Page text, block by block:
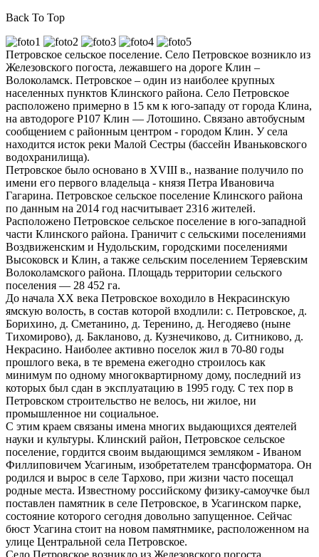
Back To Top
Петровское сельское поселение. Село Петровское возникло из
Железовского погоста, лежавшего на дороге Клин –
Волоколамск. Петровское – один из наиболее крупных
населенных пунктов Клинского района. Село Петровское
расположено примерно в 15 км к юго-западу от города Клина,
на автодороге Р107 Клин — Лотошино. Связано автобусным
сообщением с районным центром - городом Клин. У села
находится исток реки Малой Сестры (бассейн Иваньковского
водохранилища).
Петровское было основано в XVIII в., название получило по
имени его первого владельца - князя Петра Ивановича
Гагарина. Петровское сельское поселение Клинского района
по данным на 2014 год насчитывает 2316 жителей.
Расположено Петровское сельское поселение в юго-западной
части Клинского района. Граничит с сельскими поселениями
Воздвиженским и Нудольским, городскими поселениями
Высоковск и Клин, а также сельским поселением Теряевским
Волоколамского района. Площадь территории сельского
поселения — 28 452 га.
До начала ХХ века Петровское воходило в Некрасинскую
ямскую волость, в состав которой входлили: с. Петровское, д.
Борихино, д. Сметанино, д. Теренино, д. Негодяево (ныне
Тихомирово), д. Бакланово, д. Кузнечиково, д. Ситниково, д.
Некрасино. Наиболее активно поселок жил в 70-80 годы
прошлого века, в те времена ежегодно строилось как
минимум по одному многоквартирному дому, последний из
которых был сдан в эксплуатацию в 1995 году. С тех пор в
Петровском строительство не велось, ни жилое, ни
промышленное ни социальное.
С этим краем связаны имена многих выдающихся деятелей
науки и культуры. Клинский район, Петровское сельское
поселение, гордится своим выдающимся земляком - Иваном
Филлиповичем Усагиным, изобретателем трансформатора. Он
родился и вырос в селе Тархово, при жизни часто посещал
родные места. Известному российскому физику-самоучке был
поставлен памятник в селе Петровское, в Усагинском парке,
состояние которого сегодня довольно запущенное. Сейчас
бюст Усагина стоит на новом памятнмике, расположенном на
улице Центральной села Петровское.
Село Петровское возникло из Железовского погоста,